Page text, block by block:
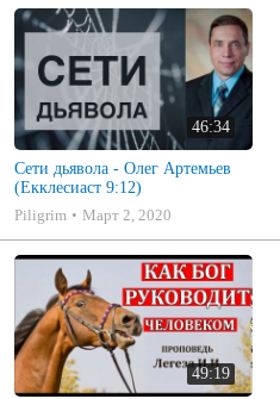
46:34
Сети дьявола - Олег Артемьев
(Екклесиаст 9:12)
Piligrim
Март 2, 2020
49:19